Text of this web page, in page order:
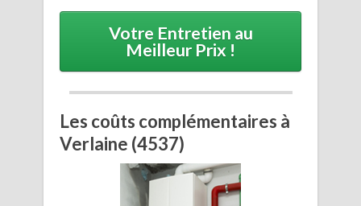
Votre Entretien au
Meilleur Prix !
Les coûts complémentaires à
Verlaine (4537)